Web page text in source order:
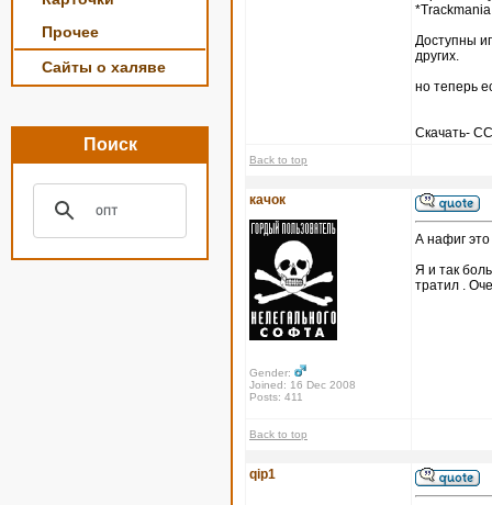
Прочее
Сайты о халяве
Поиск
Доступны
других.
но теперь
Скачать-
Back to top
качок
Gender:
Joined: 16 Dec 2008
Posts: 411
А нафиг
Я и так
тратил .
Back to top
qip1